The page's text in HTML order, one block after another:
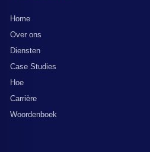
Home
Over ons
Diensten
Case Studies
Hoe
Carrière
Woordenboek